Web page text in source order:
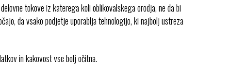
tokove iz katerega koli oblikovalskega orodja, ne da bi
da vsako podjetje uporablja tehnologijo, ki najbolj ustreza
in kakovost vse bolj očitna.